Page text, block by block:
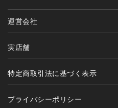
運営会社
実店舗
特定商取引法に基づく表示
プライバシーポリシー